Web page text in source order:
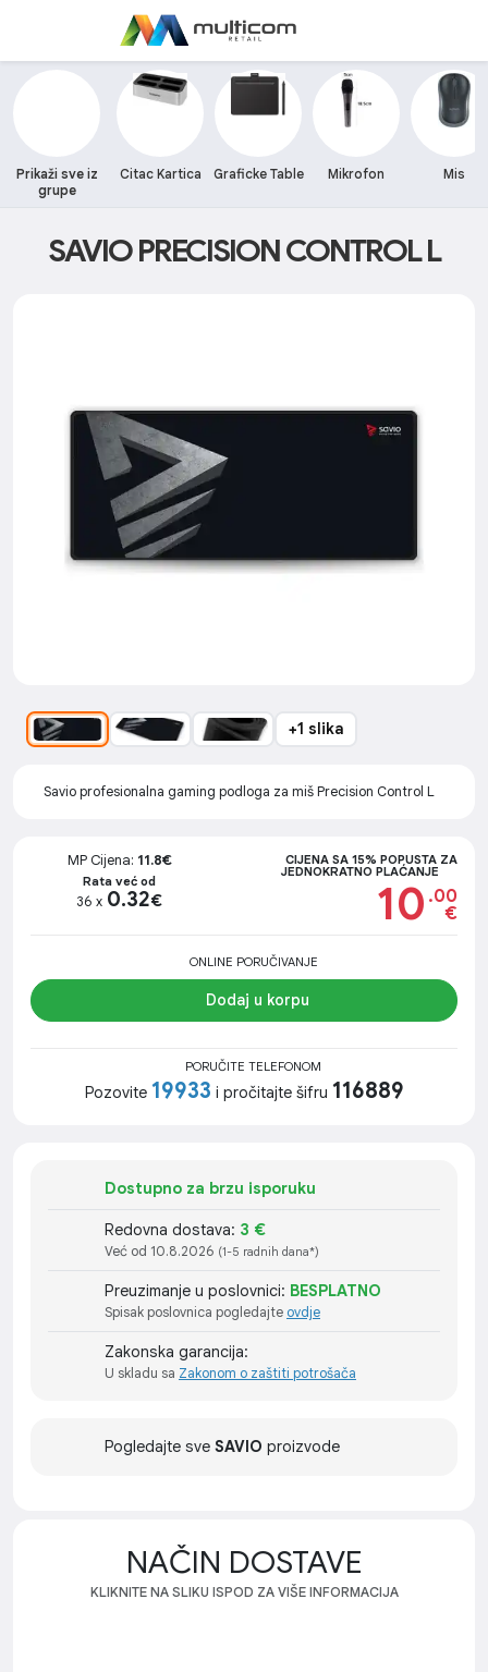
Prikaži sve iz
grupe
Citac Kartica Graficke Table Mikrofon Mis
SAVIO PRECISION CONTROL L
+1 slika
Savio profesionalna gaming podloga za miš Precision Control L
MP Cijena: 11.8€
Rata već od
36 x 0.32€
CIJENA SA 15% POPUSTA ZA
JEDNOKRATNO PLAĆANJE
10 .00
€
ONLINE PORUČIVANJE
Dodaj u korpu
PORUČITE TELEFONOM
Pozovite 19933 i pročitajte šifru 116889
Dostupno za brzu isporuku
Redovna dostava: 3 €
Već od 10.8.2026 (1-5 radnih dana*)
Preuzimanje u poslovnici: BESPLATNO
Spisak poslovnica pogledajte ovdje
Zakonska garancija:
U skladu sa Zakonom o zaštiti potrošača
Pogledajte sve SAVIO proizvode
NAČIN DOSTAVE
KLIKNITE NA SLIKU ISPOD ZA VIŠE INFORMACIJA